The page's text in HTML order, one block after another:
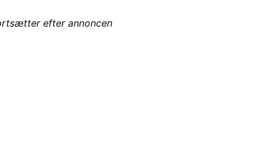
efter annoncen